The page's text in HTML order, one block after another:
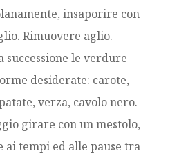
insaporire con
Rimuovere aglio.
successione le verdure
desiderate: carote,
verza, cavolo nero.
girare con un mestolo,
ai tempi ed alle pause tra